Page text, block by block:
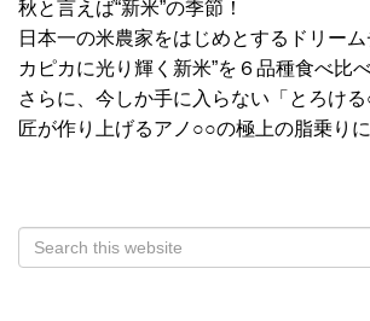
秋と言えば“新米”の季節！
日本一の米農家をはじめとするドリー
カピカに光り輝く新米”を６品種食べ比
さらに、今しか手に入らない「とろける
匠が作り上げるアノ○○の極上の脂乗り